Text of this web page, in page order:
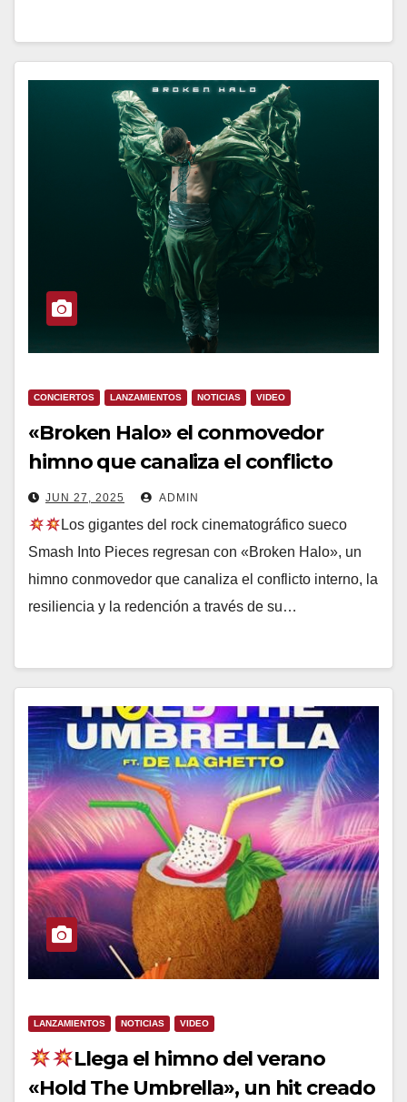
CONCIERTOS LANZAMIENTOS NOTICIAS VIDEO
«Broken Halo» el conmovedor
himno que canaliza el conflicto
interno, la resiliencia y la redención
de SMASH INTO PIECES
JUN 27, 2025 ADMIN
Los gigantes del rock cinematográfico sueco
Smash Into Pieces regresan con «Broken Halo», un
himno conmovedor que canaliza el conflicto interno, la
resiliencia y la redención a través de su…
LANZAMIENTOS NOTICIAS VIDEO
Llega el himno del verano
«Hold The Umbrella», un hit creado